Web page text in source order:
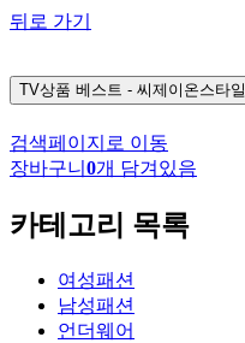
뒤로 가기
TV상품 베스트 - 씨제이온스타일
검색페이지로 이동
장바구니 0개 담겨있음
카테고리 목록
여성패션
남성패션
언더웨어